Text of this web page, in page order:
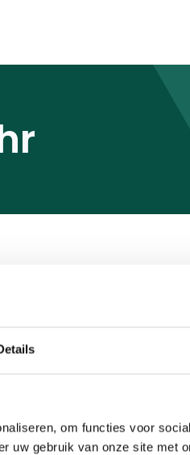
om functies voor
uw gebruik van onze site met